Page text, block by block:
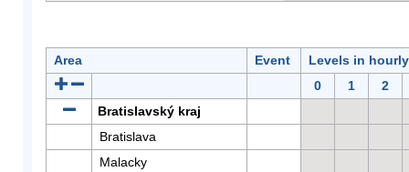
Area Event
Levels in
0
1
2
Bratislavský kraj
Bratislava
Malacky